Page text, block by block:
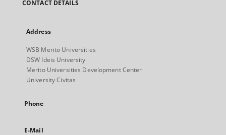
CONTACT DETAILS
Address
WSB Merito Universities
DSW Ideis University
Merito Universities Development Center
University Civitas
Phone
E-Mail